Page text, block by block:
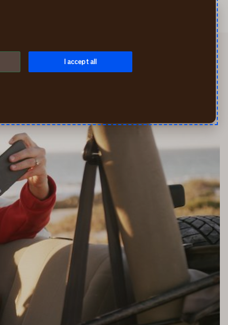
I accept all